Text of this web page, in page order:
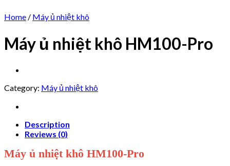
Home / Máy ủ nhiệt khô
Máy ủ nhiệt khô HM100-Pro
Category: Máy ủ nhiệt khô
Description
Reviews (0)
Máy ủ nhiệt khô HM100-Pro